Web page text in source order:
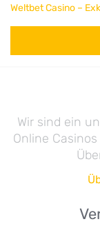
Weltbet Casino –
Wir sind ein
Online